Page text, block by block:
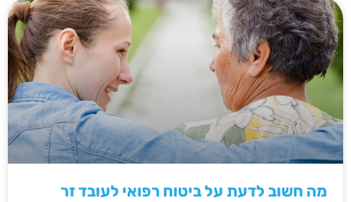
מה חשוב לדעת על ביטוח רפואי לעובד זר